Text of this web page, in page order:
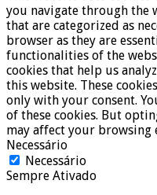
you navigate through the
that are categorized as
browser as they are
functionalities of the
cookies that help us
this website. These
only with your consent.
of these cookies. But
may affect your browsing
Necessário
Necessário
Sempre Ativado